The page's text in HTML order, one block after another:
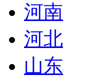
河南
河北
山东